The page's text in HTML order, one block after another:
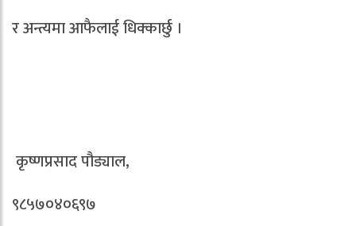
र अन्त्यमा आफैलाई धिक्कार्छु ।
कृष्णप्रसाद पौड्याल,
९८५७०४०६९७